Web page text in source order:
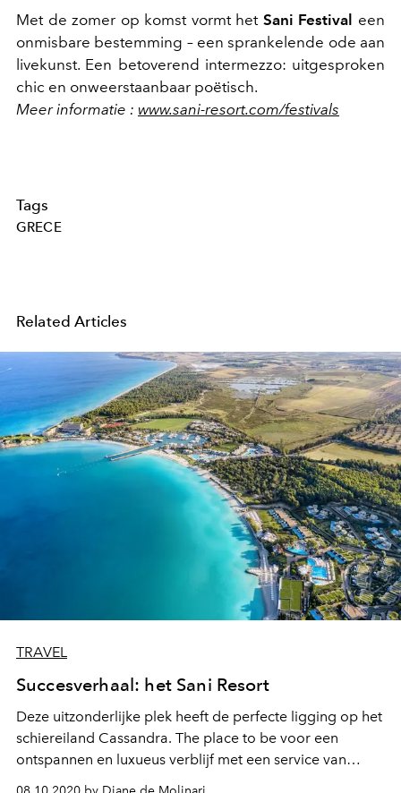
Met de zomer op komst vormt het Sani Festival een
onmisbare bestemming – een sprankelende ode aan
livekunst. Een betoverend intermezzo: uitgesproken
chic en onweerstaanbaar poëtisch.
Meer informatie : www.sani-resort.com/festivals
Tags
GRECE
Related Articles
TRAVEL
Succesverhaal: het Sani Resort
Deze uitzonderlijke plek heeft de perfecte ligging op het
schiereiland Cassandra. The place to be voor een
ontspannen en luxueus verblijf met een service van